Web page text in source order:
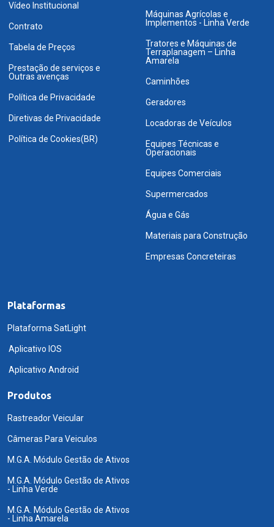
Vídeo Institucional
Contrato
Tabela de Preços
Prestação de serviços e
Outras avenças
Política de Privacidade
Diretivas de Privacidade
Política de Cookies(BR)
Máquinas Agrícolas e
Implementos - Linha Verde
Tratores e Máquinas de
Terraplanagem – Linha
Amarela
Caminhões
Geradores
Locadoras de Veículos
Equipes Técnicas e
Operacionais
Equipes Comerciais
Supermercados
Água e Gás
Materiais para Construção
Empresas Concreteiras
Plataformas
Plataforma SatLight
Aplicativo IOS
Aplicativo Android
Produtos
Rastreador Veicular
Câmeras Para Veiculos
M.G.A. Módulo Gestão de Ativos
M.G.A. Módulo Gestão de Ativos
- Linha Verde
M.G.A. Módulo Gestão de Ativos
- Linha Amarela